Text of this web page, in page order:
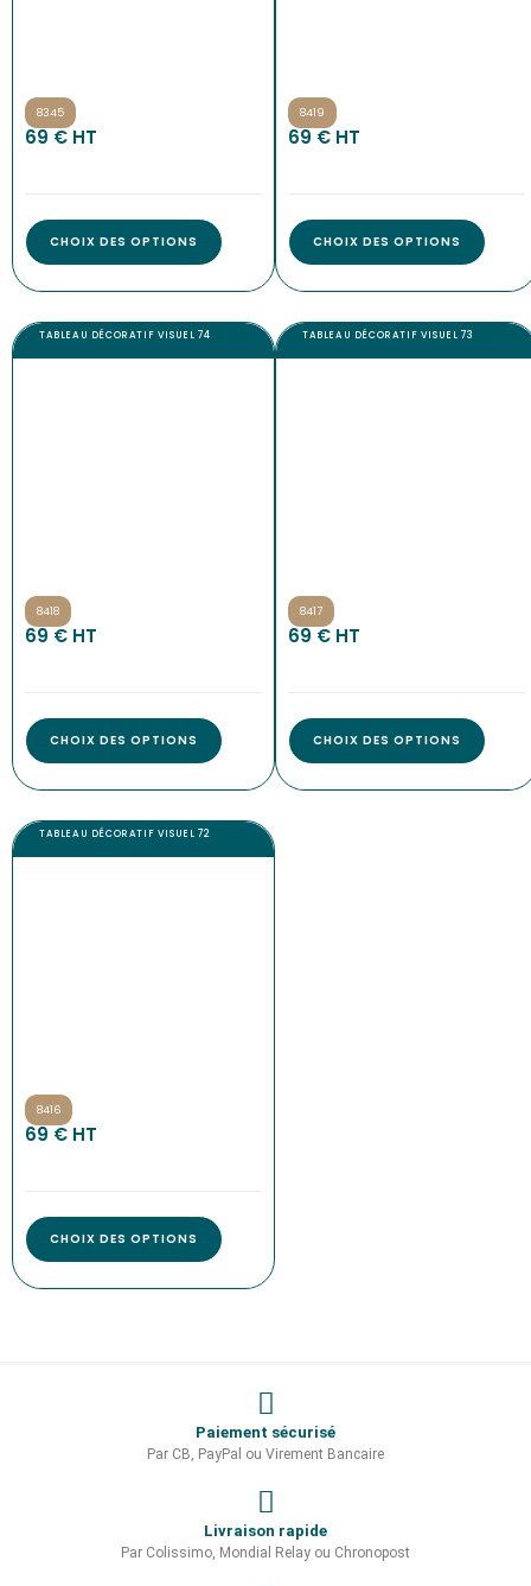
8345
69 € HT
CHOIX DES OPTIONS
8419
69 € HT
CHOIX DES OPTIONS
TABLEAU DÉCORATIF VISUEL 74
8418
69 € HT
CHOIX DES OPTIONS
TABLEAU DÉCORATIF VISUEL 73
8417
69 € HT
CHOIX DES OPTIONS
TABLEAU DÉCORATIF VISUEL 72
8416
69 € HT
CHOIX DES OPTIONS
Paiement sécurisé
Par CB, PayPal ou Virement Bancaire
Livraison rapide
Par Colissimo, Mondial Relay ou Chronopost